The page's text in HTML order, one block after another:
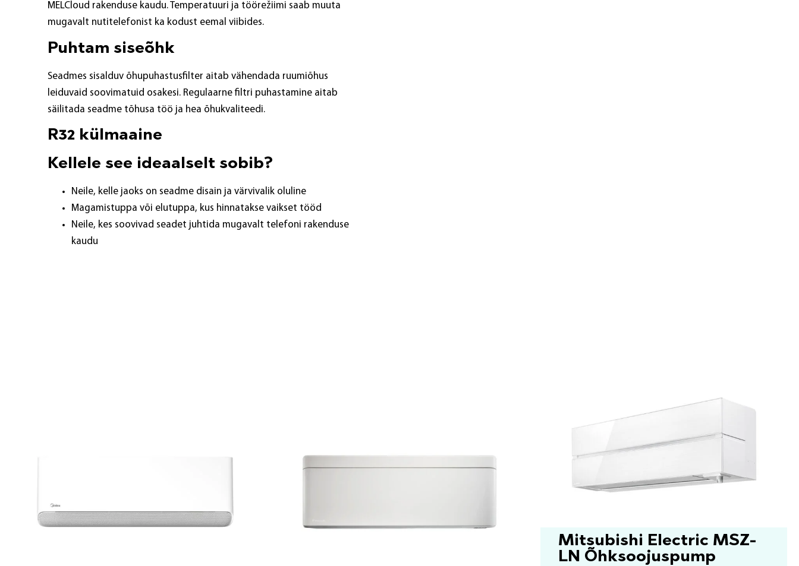
MELCloud rakenduse kaudu. Temperatuuri ja töörežiimi saab muuta
mugavalt nutitelefonist ka kodust eemal viibides.
Puhtam siseõhk
Seadmes sisalduv õhupuhastusfilter aitab vähendada ruumiõhus
leiduvaid soovimatuid osakesi. Regulaarne filtri puhastamine aitab
säilitada seadme tõhusa töö ja hea õhukvaliteedi.
R32 külmaaine
Kellele see ideaalselt sobib?
Neile, kelle jaoks on seadme disain ja värvivalik oluline
Magamistuppa või elutuppa, kus hinnatakse vaikset tööd
Neile, kes soovivad seadet juhtida mugavalt telefoni rakenduse
kaudu
Mitsubishi Electric MSZ-
LN Õhksoojuspump